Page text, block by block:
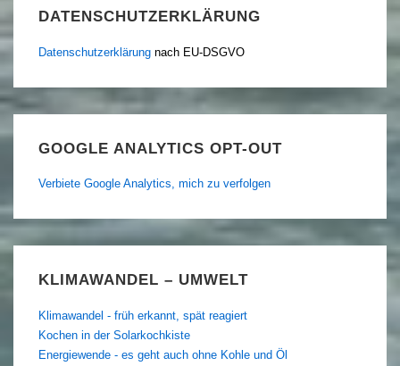
DATENSCHUTZERKLÄRUNG
Datenschutzerklärung nach EU-DSGVO
GOOGLE ANALYTICS OPT-OUT
Verbiete Google Analytics, mich zu verfolgen
KLIMAWANDEL – UMWELT
Klimawandel - früh erkannt, spät reagiert
Kochen in der Solarkochkiste
Energiewende - es geht auch ohne Kohle und Öl